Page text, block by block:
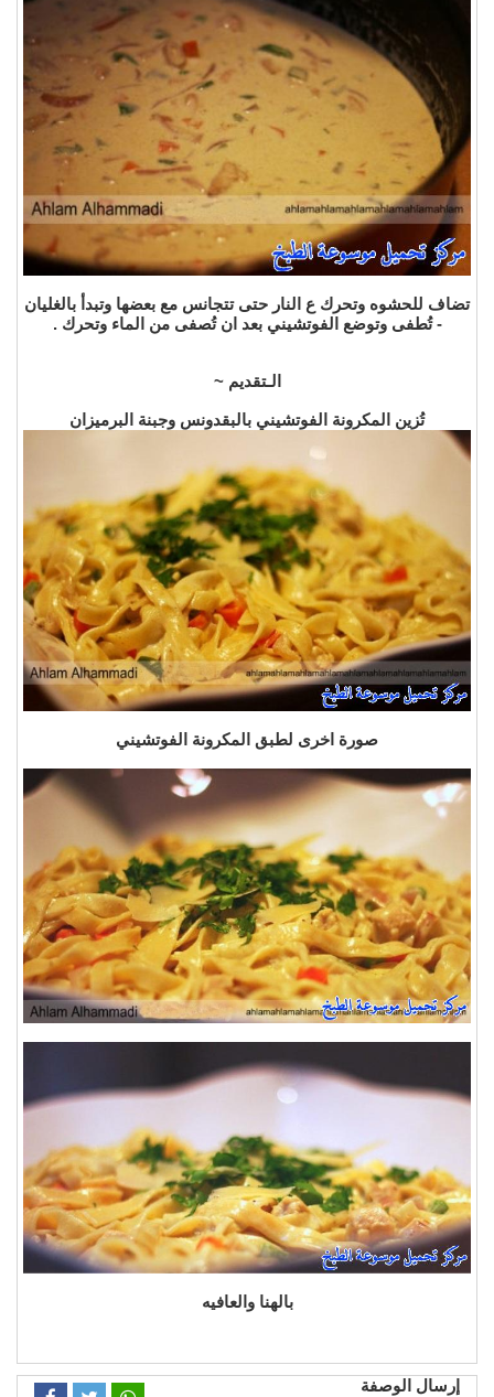
تضاف للحشوه وتحرك ع النار حتى تتجانس مع بعضها وتبدأ بالغليان
- تُطفى وتوضع الفوتشيني بعد ان تُصفى من الماء وتحرك .
الـتقديم ~
تُزين المكرونة الفوتشيني بالبقدونس وجبنة البرميزان
صورة اخرى لطبق المكرونة الفوتشيني
بالهنا والعافيه
إرسال الوصفة